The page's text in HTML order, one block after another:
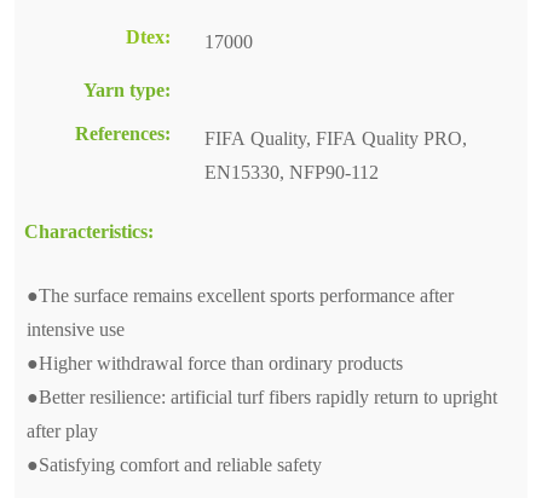
Dtex: 17000
Yarn type:
References:
FIFA Quality, FIFA Quality PRO,
EN15330, NFP90-112
Characteristics:
●The surface remains excellent sports performance after
intensive use
●Higher withdrawal force than ordinary products
●Better resilience: artificial turf fibers rapidly return to upright
after play
●Satisfying comfort and reliable safety